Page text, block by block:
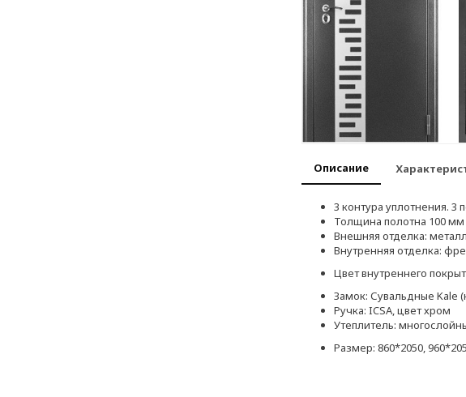
Описание
3 контура уплотнения. 3
Толщина полотна 100 мм
Внешняя отделка:
Внутренняя отделка:
Цвет внутреннего
Замок: Сувальдные Kale
Ручка: ICSA, цвет хром
Утеплитель:
Размер: 860*2050,